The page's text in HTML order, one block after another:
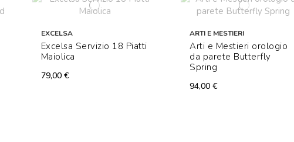
EXCELSA
Excelsa Servizio 18 Piatti
Maiolica
79,00 €
ARTI E MESTIERI
Arti e Mestieri orologio
da parete Butterfly
Spring
94,00 €